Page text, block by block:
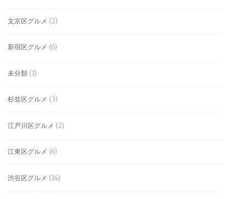
文京区グルメ (2)
新宿区グルメ (6)
未分類 (1)
杉並区グルメ (3)
江戸川区グルメ (2)
江東区グルメ (6)
渋谷区グルメ (14)